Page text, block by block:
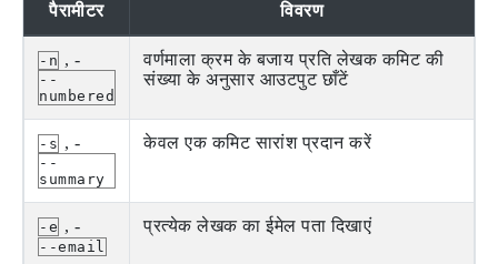
पैरामीटर विवरण
-n , -
--
numbered
वर्णमाला क्रम के बजाय प्रति लेखक कमिट की
संख्या के अनुसार आउटपुट छाँटें
-s , -
--
summary
केवल एक कमिट सारांश प्रदान करें
-e , -
--email
प्रत्येक लेखक का ईमेल पता दिखाएं